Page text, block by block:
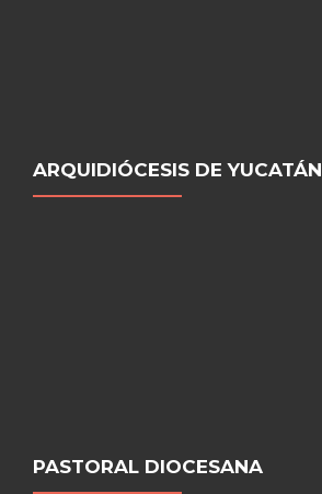
ARQUIDIÓCESIS DE YUCATÁN
PASTORAL DIOCESANA